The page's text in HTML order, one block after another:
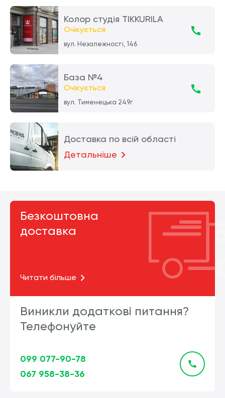
Колор студія TIKKURILA
Очікується
вул. Незалежності, 146
База №4
Очікується
вул. Тименецька 249г
Доставка по всій області
Детальніше
Безкоштовна
доставка
Читати більше
Виникли додаткові питання?
Телефонуйте
099 077-90-78
067 958-38-36